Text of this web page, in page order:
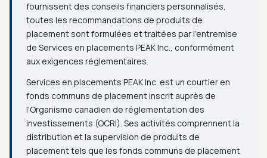
fournissent des conseils financiers personnalisés,
toutes les recommandations de produits de
placement sont formulées et traitées par l'entremise
de Services en placements PEAK Inc., conformément
aux exigences réglementaires.
Services en placements PEAK Inc. est un courtier en
fonds communs de placement inscrit auprès de
l'Organisme canadien de réglementation des
investissements (OCRI). Ses activités comprennent la
distribution et la supervision de produits de
placement tels que les fonds communs de placement